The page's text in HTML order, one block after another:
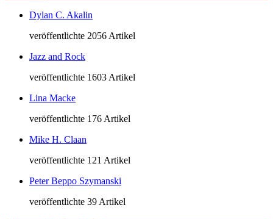
Dylan C. Akalin
veröffentlichte 2056 Artikel
Jazz and Rock
veröffentlichte 1603 Artikel
Lina Macke
veröffentlichte 176 Artikel
Mike H. Claan
veröffentlichte 121 Artikel
Peter Beppo Szymanski
veröffentlichte 39 Artikel